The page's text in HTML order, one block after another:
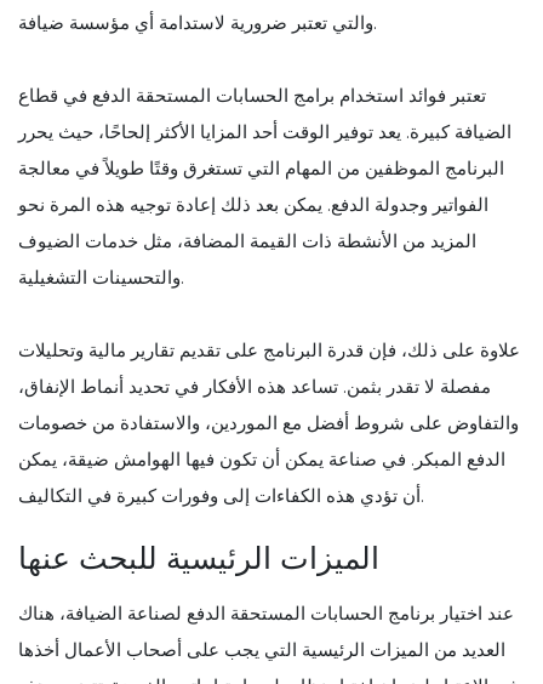
والتي تعتبر ضرورية لاستدامة أي مؤسسة ضيافة.
تعتبر فوائد استخدام برامج الحسابات المستحقة الدفع في قطاع
الضيافة كبيرة. يعد توفير الوقت أحد المزايا الأكثر إلحاحًا، حيث يحرر
البرنامج الموظفين من المهام التي تستغرق وقتًا طويلاً في معالجة
الفواتير وجدولة الدفع. يمكن بعد ذلك إعادة توجيه هذه المرة نحو
المزيد من الأنشطة ذات القيمة المضافة، مثل خدمات الضيوف
والتحسينات التشغيلية.
علاوة على ذلك، فإن قدرة البرنامج على تقديم تقارير مالية وتحليلات
مفصلة لا تقدر بثمن. تساعد هذه الأفكار في تحديد أنماط الإنفاق،
والتفاوض على شروط أفضل مع الموردين، والاستفادة من خصومات
الدفع المبكر. في صناعة يمكن أن تكون فيها الهوامش ضيقة، يمكن
أن تؤدي هذه الكفاءات إلى وفورات كبيرة في التكاليف.
الميزات الرئيسية للبحث عنها
عند اختيار برنامج الحسابات المستحقة الدفع لصناعة الضيافة، هناك
العديد من الميزات الرئيسية التي يجب على أصحاب الأعمال أخذها